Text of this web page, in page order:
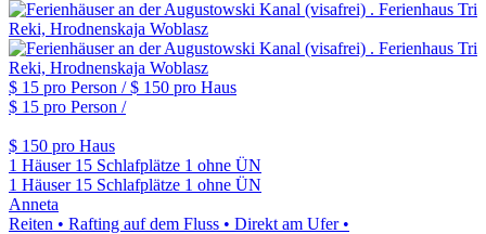
$ 15 pro Person /$ 150 pro Haus
$ 15 pro Person /
$ 150 pro Haus
1 Häuser 15 Schlafplätze 1 ohne ÜN
1 Häuser 15 Schlafplätze 1 ohne ÜN
Anneta
Reiten • Rafting auf dem Fluss • Direkt am Ufer •